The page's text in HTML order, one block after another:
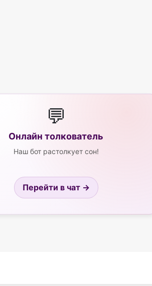
💬
Онлайн толкователь
Наш бот растолкует сон!
Перейти в чат →